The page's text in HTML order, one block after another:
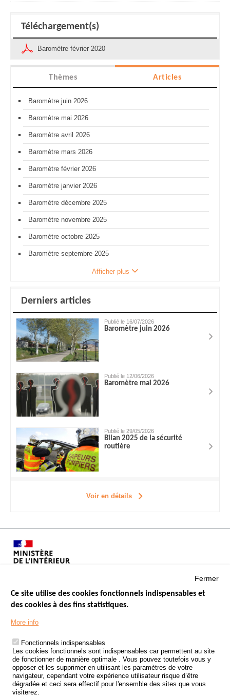
Téléchargement(s)
Baromètre février 2020
Thèmes Articles
Baromètre juin 2026
Baromètre mai 2026
Baromètre avril 2026
Baromètre mars 2026
Baromètre février 2026
Baromètre janvier 2026
Baromètre décembre 2025
Baromètre novembre 2025
Baromètre octobre 2025
Baromètre septembre 2025
Afficher plus
Derniers articles
Publié le 16/07/2026
Baromètre juin 2026
Publié le 12/06/2026
Baromètre mai 2026
Publié le 29/05/2026
Bilan 2025 de la sécurité
routière
Voir en détails
Menu
Footer
LES SITES PUBLICS
ÉTAT DE L’INSÉCURITÉ ROUTIÈRE
TRAITEMENT DES DONNÉES PERSONNELLES DES ACCIDENTS DE
LA ROUTE
ETUDES ET RECHERCHES
Fermer
Ce site utilise des cookies fonctionnels indispensables et
des cookies à des fins statistiques.
More info
Fonctionnels indispensables
Les cookies fonctionnels sont indispensables car permettent au site
de fonctionner de manière optimale . Vous pouvez toutefois vous y
opposer et les supprimer en utilisant les paramètres de votre
navigateur, cependant votre expérience utilisateur risque d’être
dégradée et ceci sera effectif pour l'ensemble des sites que vous
visiterez.